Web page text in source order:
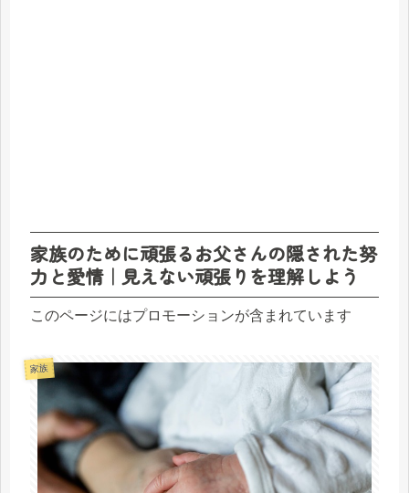
家族のために頑張るお父さんの隠された努
力と愛情｜見えない頑張りを理解しよう
このページにはプロモーションが含まれています
家族